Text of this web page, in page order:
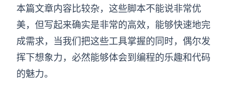
本篇文章内容比较杂，这些脚本不能说非常优
美，但写起来确实是非常的高效，能够快速地完
成需求，当我们把这些工具掌握的同时，偶尔发
挥下想象力，必然能够体会到编程的乐趣和代码
的魅力。